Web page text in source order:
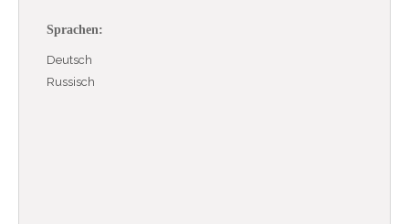
Sprachen:
Deutsch
Russisch